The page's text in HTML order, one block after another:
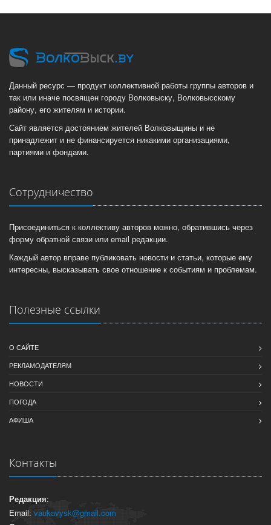
Данный ресурс — продукт коллективной работы группы авторов и
так или иначе посвящен городу Волковыску, Волковысскому
району, его жителям и истории.
Сайт является достоянием жителей Волковыщины и не
принадлежит и не финансируется никакими организациями,
партиями и фондами.
Сотрудничество
Присоединиться к коллективу авторов можно, обратившись через
форму обратной связи или email редакции.
Каждый автор вправе публиковать новости и статьи, которые ему
интересны, высказывать свое отношение к событиям и проблемам.
Полезные ссылки
О САЙТЕ
РЕКЛАМОДАТЕЛЯМ
НОВОСТИ
ПОГОДА
АФИША
Контакты
Редакция:
Email: vaukavysk@gmail.com